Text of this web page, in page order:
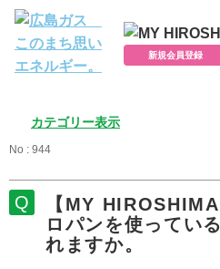
新規会員登録
カテゴリー表示
No : 944
【MY
ロパンを使ってい
れますか。